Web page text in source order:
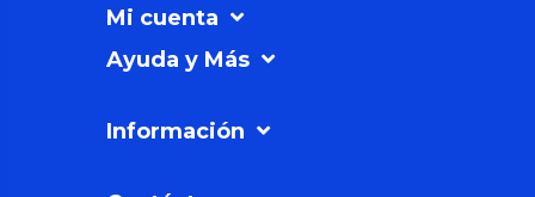
Mi cuenta
Ayuda y Más
Información